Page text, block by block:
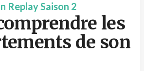
Replay Saison 2
les
de son